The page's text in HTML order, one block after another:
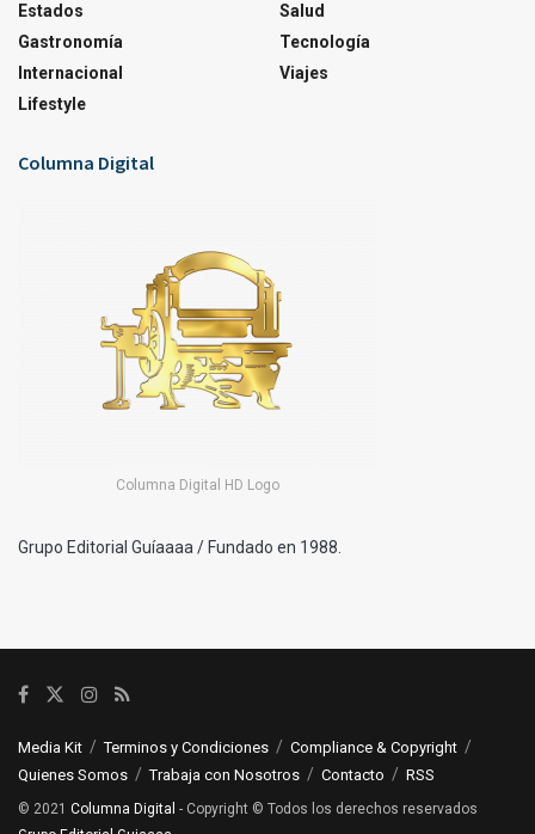
Estados
Gastronomía
Internacional
Lifestyle
Salud
Tecnología
Viajes
Columna Digital
Columna Digital HD Logo
Grupo Editorial Guíaaaa / Fundado en 1988.
Media Kit Terminos y Condiciones
Compliance & Copyright
Quienes Somos
Trabaja con Nosotros Contacto RSS
© 2021 Columna Digital - Copyright © Todos los derechos reservados